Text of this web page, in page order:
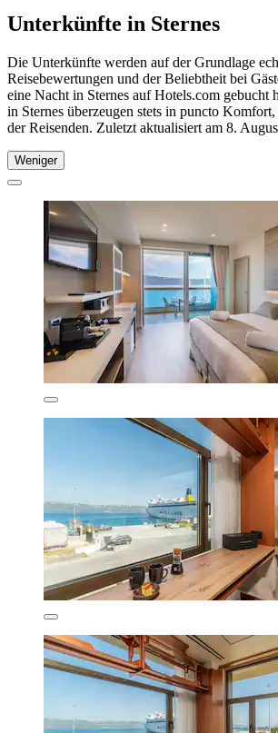
Unterkünfte in Sternes
Die Unterkünfte werden auf der Grundlage
Reisebewertungen und der Beliebtheit bei
eine Nacht in Sternes auf Hotels.com gebucht
in Sternes überzeugen stets in puncto
der Reisenden. Zuletzt aktualisiert am 8.
Weniger